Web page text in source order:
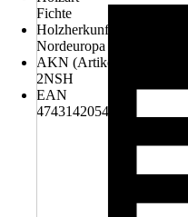
Fichte
Holzherkunft
Nordeuropa
AKN (Artikelkurznummer)
2NSH
EAN
4743142054819